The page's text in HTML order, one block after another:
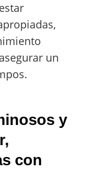
un
y
con